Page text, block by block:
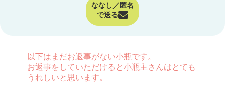
ななし／匿名
で送る
以下はまだお返事がない小瓶です。
お返事をしていただけると小瓶主さんはとても
うれしいと思います。